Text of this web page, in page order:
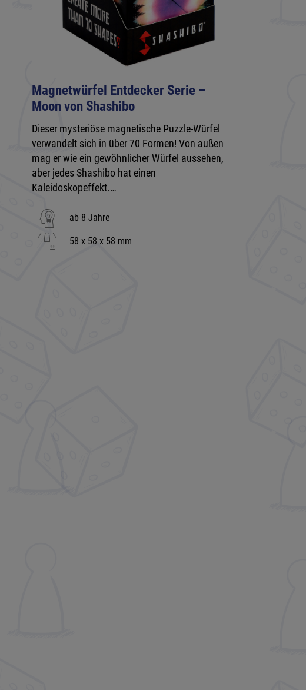
Magnetwürfel Entdecker Serie –
Moon von Shashibo
Dieser mysteriöse magnetische Puzzle-Würfel
verwandelt sich in über 70 Formen! Von außen
mag er wie ein gewöhnlicher Würfel aussehen,
aber jedes Shashibo hat einen
Kaleidoskopeffekt.…
ab 8 Jahre
58 x 58 x 58 mm